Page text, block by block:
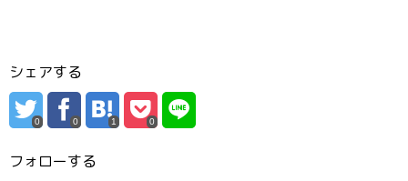
シェアする
0 0 1 0
フォローする